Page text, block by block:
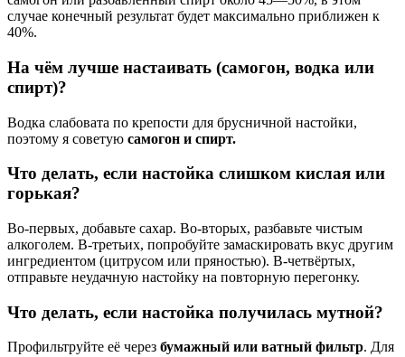
случае конечный результат будет максимально приближен к
40%.
На чём лучше настаивать (самогон, водка или
спирт)?
Водка слабовата по крепости для брусничной настойки,
поэтому я советую самогон и спирт.
Что делать, если настойка слишком кислая или
горькая?
Во-первых, добавьте сахар. Во-вторых, разбавьте чистым
алкоголем. В-третьих, попробуйте замаскировать вкус другим
ингредиентом (цитрусом или пряностью). В-четвёртых,
отправьте неудачную настойку на повторную перегонку.
Что делать, если настойка получилась мутной?
Профильтруйте её через бумажный или ватный фильтр. Для